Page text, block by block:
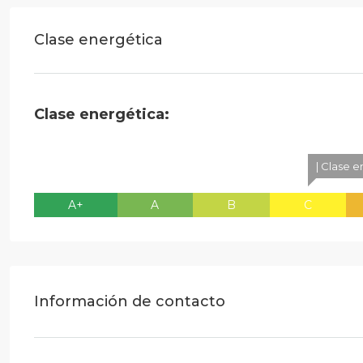
Clase energética
Clase energética:
A+ A B
| Clase
C
Información de contacto